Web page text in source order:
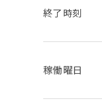
終了時刻
稼働曜日